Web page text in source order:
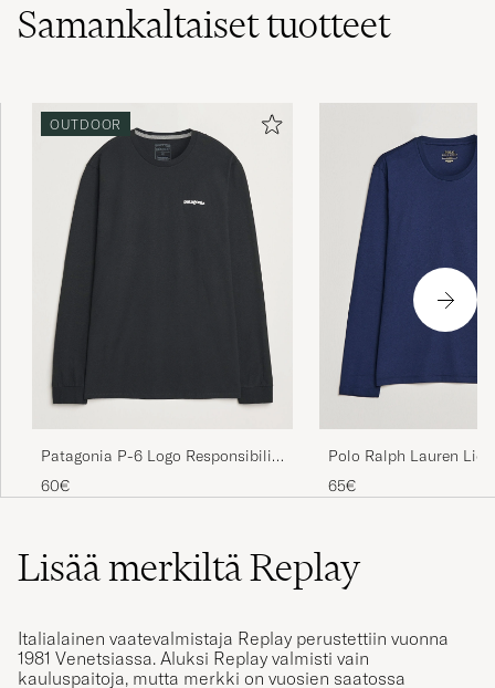
Samankaltaisettuotteet
OUTDOOR
Patagonia P-6 Logo Responsibili
LS T-Shirt Black
60€
Polo Ralph Lauren
Long Sleeve Crew
Cruise Navy
65€
Lisää merkiltä Replay
Italialainen vaatevalmistaja Replay perustettiin vuonna
1981 Venetsiassa. Aluksi Replay valmisti vain
kauluspaitoja, mutta merkki on vuosien saatossa